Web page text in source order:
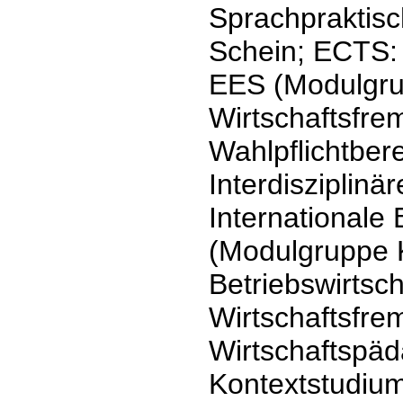
Schein;
EES
Internationale
(Modulgruppe